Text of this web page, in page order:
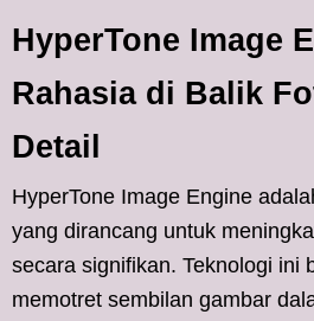
HyperTone Image
Rahasia di Balik
Detail
HyperTone Image Engine
yang dirancang untuk
secara signifikan. Teknologi ini
memotret sembilan gambar